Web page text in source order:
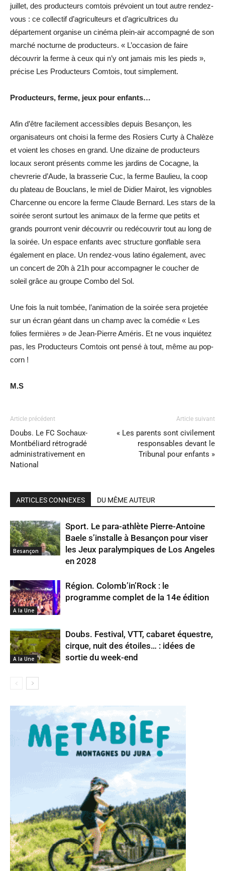
juillet, des producteurs comtois prévoient un tout autre rendez-
vous : ce collectif d’agriculteurs et d’agricultrices du
département organise un cinéma plein-air accompagné de son
marché nocturne de producteurs. « L’occasion de faire
découvrir la ferme à ceux qui n’y ont jamais mis les pieds »,
précise Les Producteurs Comtois, tout simplement.
Producteurs, ferme, jeux pour enfants…
Afin d’être facilement accessibles depuis Besançon, les
organisateurs ont choisi la ferme des Rosiers Curty à Chalèze
et voient les choses en grand. Une dizaine de producteurs
locaux seront présents comme les jardins de Cocagne, la
chevrerie d’Aude, la brasserie Cuc, la ferme Baulieu, la coop
du plateau de Bouclans, le miel de Didier Mairot, les vignobles
Charcenne ou encore la ferme Claude Bernard. Les stars de la
soirée seront surtout les animaux de la ferme que petits et
grands pourront venir découvrir ou redécouvrir tout au long de
la soirée. Un espace enfants avec structure gonflable sera
également en place. Un rendez-vous latino également, avec
un concert de 20h à 21h pour accompagner le coucher de
soleil grâce au groupe Combo del Sol.
Une fois la nuit tombée, l’animation de la soirée sera projetée
sur un écran géant dans un champ avec la comédie « Les
folies fermières » de Jean-Pierre Améris. Et ne vous inquiétez
pas, les Producteurs Comtois ont pensé à tout, même au pop-
corn !
M.S
Article précédent
Doubs. Le FC Sochaux-
Montbéliard rétrogradé
administrativement en
National
Article suivant
« Les parents sont civilement
responsables devant le
Tribunal pour enfants »
ARTICLES CONNEXES DU MÊME AUTEUR
Besançon
Sport. Le para-athlète Pierre-Antoine
Baele s’installe à Besançon pour viser
les Jeux paralympiques de Los Angeles
en 2028
A la Une
Région. Colomb’in’Rock : le
programme complet de la 14e édition
A la Une
Doubs. Festival, VTT, cabaret équestre,
cirque, nuit des étoiles… : idées de
sortie du week-end